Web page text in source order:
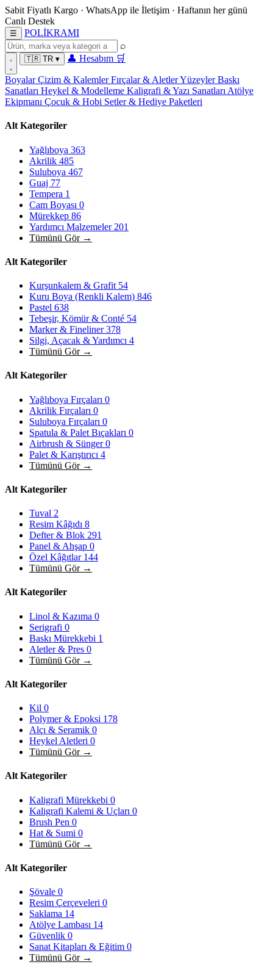
Sabit Fiyatlı Kargo · WhatsApp ile İletişim · Haftanın her günü
Canlı Destek
☰ POLİKRAMI
⌕
🇹🇷 TR ▾ 👤 Hesabım 🛒
BoyalarÇizim & KalemlerFırçalar & AletlerYüzeylerBaskı
Sanatları Heykel & Modelleme Kaligrafi & Yazı Sanatları Atölye
Ekipmanı Çocuk & Hobi Setler & Hediye Paketleri
Alt Kategoriler
Yağlıboya 363
Akrilik 485
Suluboya 467
Guaj 77
Tempera 1
Cam Boyası 0
Mürekkep 86
Yardımcı Malzemeler 201
Tümünü Gör →
Alt Kategoriler
Kurşunkalem & Grafit 54
Kuru Boya (Renkli Kalem) 846
Pastel 638
Tebeşir, Kömür & Conté 54
Marker & Fineliner378
Silgi, Açacak & Yardımcı 4
Tümünü Gör →
Alt Kategoriler
Yağlıboya Fırçaları 0
Akrilik Fırçaları 0
Suluboya Fırçaları 0
Spatula & Palet Bıçakları 0
Airbrush & Sünger0
Palet & Karıştırıcı 4
Tümünü Gör →
Alt Kategoriler
Tuval 2
Resim Kâğıdı 8
Defter & Blok 291
Panel & Ahşap 0
Özel Kâğıtlar 144
Tümünü Gör →
Alt Kategoriler
Linol & Kazıma 0
Serigrafi 0
Baskı Mürekkebi 1
Aletler & Pres 0
Tümünü Gör →
Alt Kategoriler
Kil 0
Polymer & Epoksi 178
Alçı & Seramik 0
Heykel Aletleri 0
Tümünü Gör →
Alt Kategoriler
Kaligrafi Mürekkebi 0
Kaligrafi Kalemi & Uçları 0
Brush Pen 0
Hat & Sumi 0
Tümünü Gör →
Alt Kategoriler
Şövale 0
Resim Çerçeveleri 0
Saklama 14
Atölye Lambası 14
Güvenlik 0
Sanat Kitapları & Eğitim 0
Tümünü Gör →